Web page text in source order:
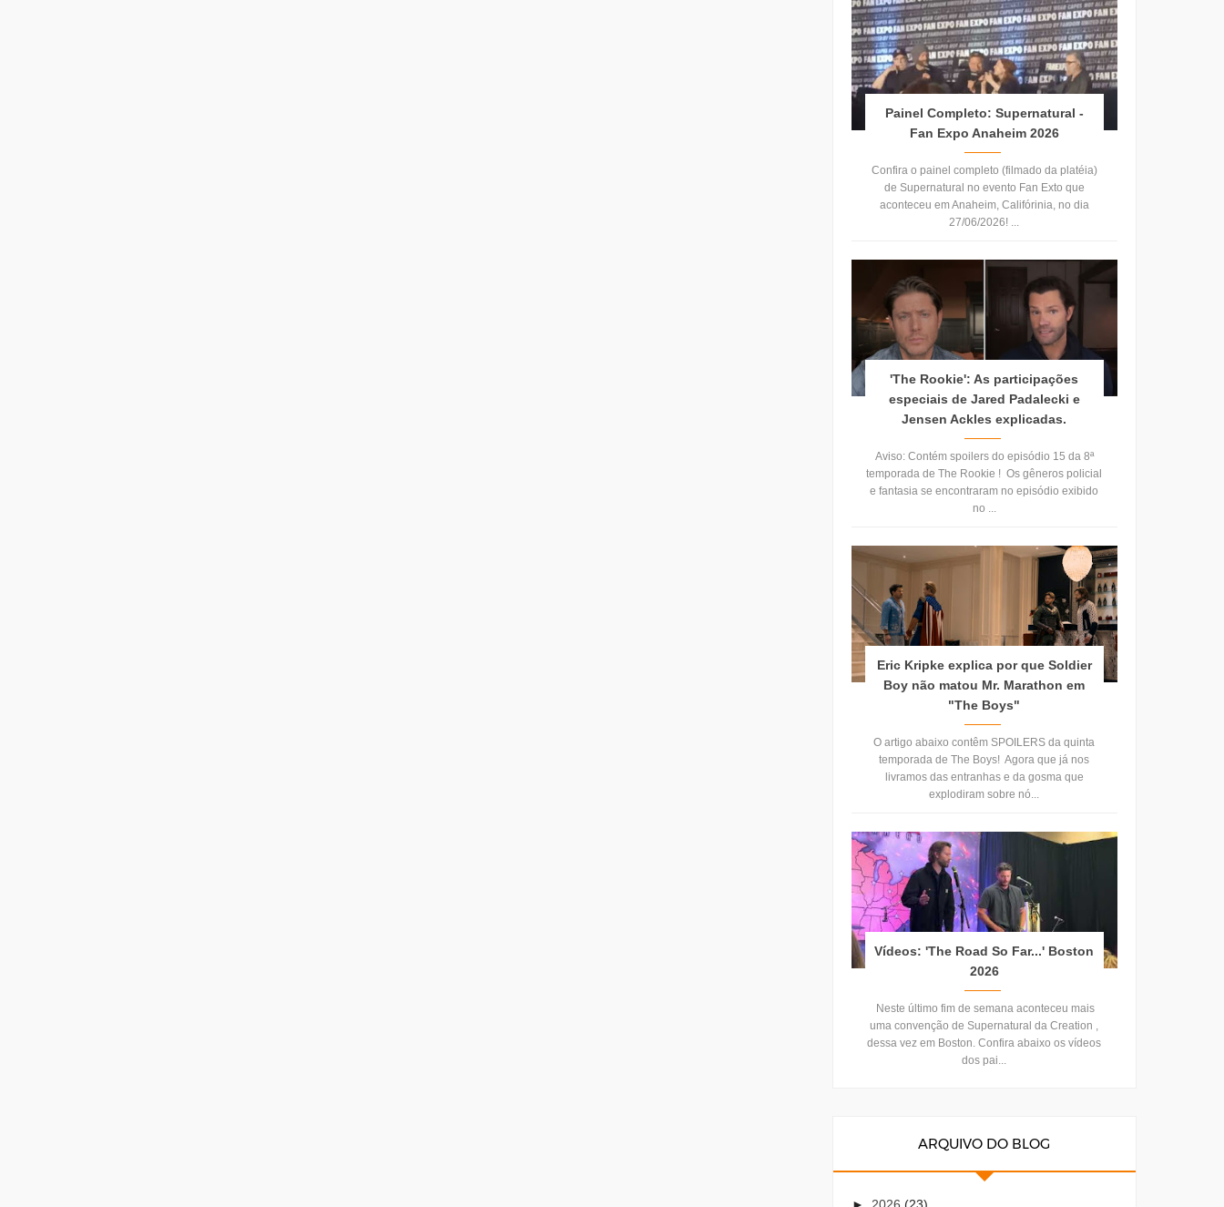
Painel Completo: Supernatural -
Fan Expo Anaheim 2026
Confira o painel completo (filmado da platéia)
de Supernatural no evento Fan Exto que
aconteceu em Anaheim, Califórinia, no dia
27/06/2026! ...
'The Rookie': As participações
especiais de Jared Padalecki e
Jensen Ackles explicadas.
Aviso: Contém spoilers do episódio 15 da 8ª
temporada de The Rookie ! Os gêneros policial
e fantasia se encontraram no episódio exibido
no ...
Eric Kripke explica por que Soldier
Boy não matou Mr. Marathon em
"The Boys"
O artigo abaixo contêm SPOILERS da quinta
temporada de The Boys! Agora que já nos
livramos das entranhas e da gosma que
explodiram sobre nó...
Vídeos: 'The Road So Far...' Boston
2026
Neste último fim de semana aconteceu mais
uma convenção de Supernatural da Creation ,
dessa vez em Boston. Confira abaixo os vídeos
dos pai...
ARQUIVO DO BLOG
► 2026 (23)